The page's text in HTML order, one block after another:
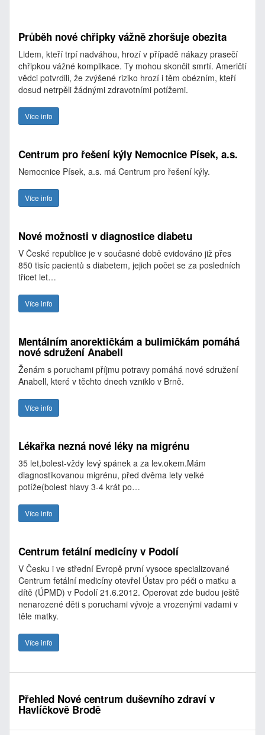
Průběh nové chřipky vážně zhoršuje obezita
Lidem, kteří trpí nadváhou, hrozí v případě nákazy prasečí
chřipkou vážné komplikace. Ty mohou skončit smrtí. Američtí
vědci potvrdili, že zvýšené riziko hrozí i těm obézním, kteří
dosud netrpěli žádnými zdravotními potížemi.
Více info
Centrum pro řešení kýly Nemocnice Písek, a.s.
Nemocnice Písek, a.s. má Centrum pro řešení kýly.
Více info
Nové možnosti v diagnostice diabetu
V České republice je v současné době evidováno již přes
850 tisíc pacientů s diabetem, jejich počet se za posledních
třicet let…
Více info
Mentálním anorektičkám a bulimičkám pomáhá
nové sdružení Anabell
Ženám s poruchami příjmu potravy pomáhá nové sdružení
Anabell, které v těchto dnech vzniklo v Brně.
Více info
Lékařka nezná nové léky na migrénu
35 let,bolest-vždy levý spánek a za lev.okem.Mám
diagnostikovanou migrénu, před dvěma lety velké
potíže(bolest hlavy 3-4 krát po…
Více info
Centrum fetální medicíny v Podolí
V Česku i ve střední Evropě první vysoce specializované
Centrum fetální medicíny otevřel Ústav pro péči o matku a
dítě (ÚPMD) v Podolí 21.6.2012. Operovat zde budou ještě
nenarozené děti s poruchami vývoje a vrozenými vadami v
těle matky.
Více info
Přehled Nové centrum duševního zdraví v
Havlíčkově Brodě